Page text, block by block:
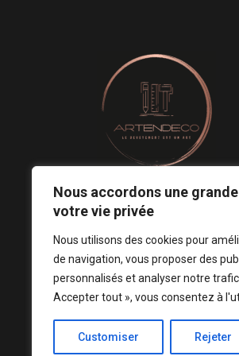
Nous accordons une
votre vie privée
Nous utilisons des cookies pour
de navigation, vous proposer des
personnalisés et analyser notre
Accepter tout », vous consentez à
Customiser Rejeter
Le revêtement mural est
Notre conception est